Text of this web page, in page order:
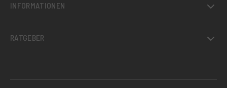
INFORMATIONEN
RATGEBER